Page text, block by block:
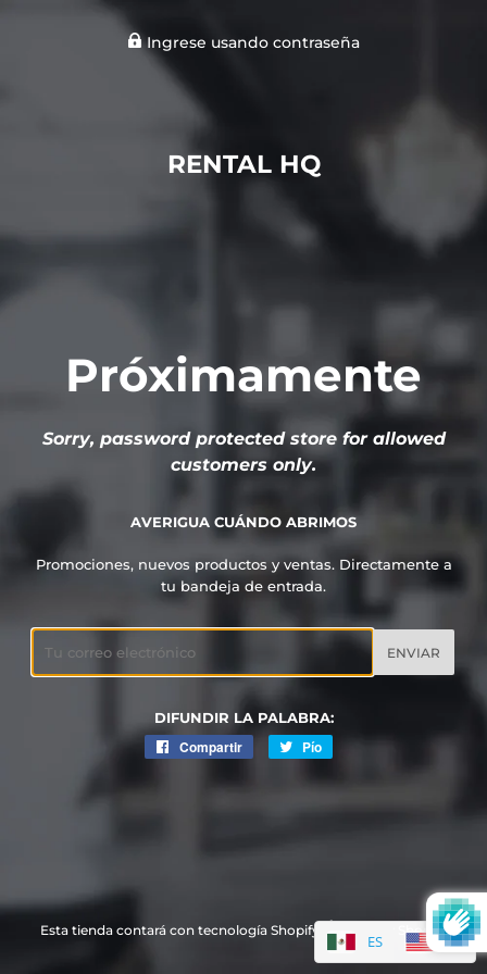
Ingrese usando contraseña
RENTAL HQ
Próximamente
Sorry, password protected store for allowed
customers only.
AVERIGUA CUÁNDO ABRIMOS
Promociones, nuevos productos y ventas. Directamente a
tu bandeja de entrada.
DIFUNDIR LA PALABRA:
Compartir
CompartirPío
Esta tienda contará con tecnología Shopify Shopify
ES EN